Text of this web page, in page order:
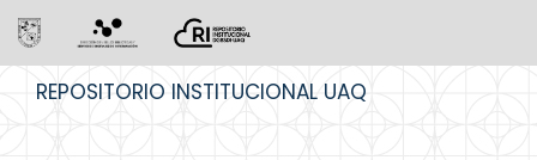
REPOSITORIO INSTITUCIONAL UAQ